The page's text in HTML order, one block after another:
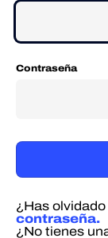
Contraseña
¿Has
contraseña.
¿No tienes